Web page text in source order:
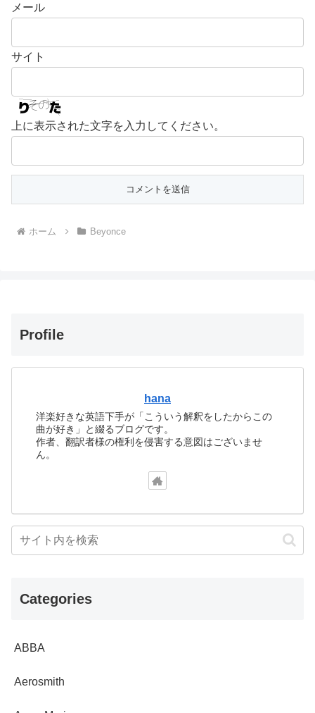
メール
サイト
上に表示された文字を入力してください。
ホーム Beyonce
Profile
hana
洋楽好きな英語下手が「こういう解釈をしたからこの
曲が好き」と綴るブログです。
作者、翻訳者様の権利を侵害する意図はございませ
ん。
Categories
ABBA
Aerosmith